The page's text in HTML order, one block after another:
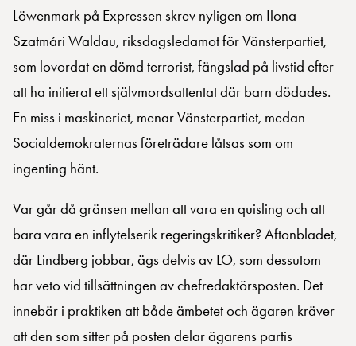
Löwenmark på Expressen skrev nyligen om Ilona
Szatmári Waldau, riksdagsledamot för Vänsterpartiet,
som lovordat en dömd terrorist, fängslad på livstid efter
att ha initierat ett självmordsattentat där barn dödades.
En miss i maskineriet, menar Vänsterpartiet, medan
Socialdemokraternas företrädare låtsas som om
ingenting hänt.
Var går då gränsen mellan att vara en quisling och att
bara vara en inflytelserik regeringskritiker? Aftonbladet,
där Lindberg jobbar, ägs delvis av LO, som dessutom
har veto vid tillsättningen av chefredaktörsposten. Det
innebär i praktiken att både ämbetet och ägaren kräver
att den som sitter på posten delar ägarens partis